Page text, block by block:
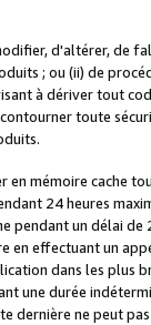
d'altérer, de
; ou (ii) de
à dériver tout
toute
en mémoire cache
24 heures
pendant un délai
effectuant un
dans les plus
une durée
dernière ne peut